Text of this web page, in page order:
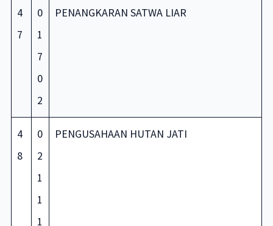
4
7
0
1
7
0
2
PENANGKARAN SATWA LIAR
4
8
0
2
1
1
1
PENGUSAHAAN HUTAN JATI